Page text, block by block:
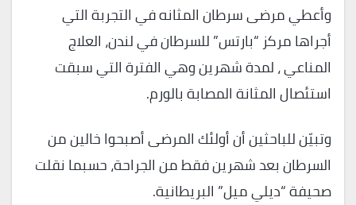
وأعطي مرضى سرطان المثانه في التجربة التي
أجراها مركز “بارتس” للسرطان في لندن، العلاج
المناعي ، لمدة شهرين وهي الفترة التي سبقت
استئصال المثانة المصابة بالورم.
وتبيّن للباحثين أن أولئك المرضى أصبحوا خالين من
السرطان بعد شهرين فقط من الجراحة، حسبما نقلت
صحيفة “ديلي ميل” البريطانية.